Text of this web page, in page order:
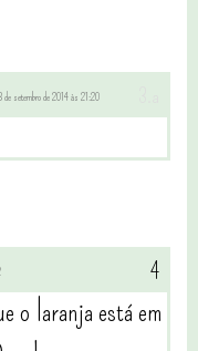
de setembro de 2014 às 21:20
o laranja está em